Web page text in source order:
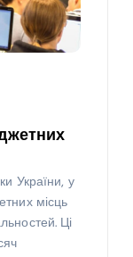
України, у
місць
Ці